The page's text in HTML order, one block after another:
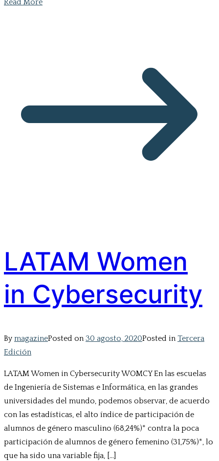
Read More
LATAM Women
in Cybersecurity
By magazinePosted on 30 agosto, 2020Posted in Tercera
Edición
LATAM Women in Cybersecurity WOMCY En las escuelas
de Ingeniería de Sistemas e Informática, en las grandes
universidades del mundo, podemos observar, de acuerdo
con las estadísticas, el alto índice de participación de
alumnos de género masculino (68,24%)* contra la poca
participación de alumnos de género femenino (31,75%)*, lo
que ha sido una variable fija, […]